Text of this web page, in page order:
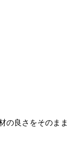
の良さをそのまま